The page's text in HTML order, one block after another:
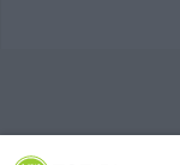
© 2001-2026 Tczew -